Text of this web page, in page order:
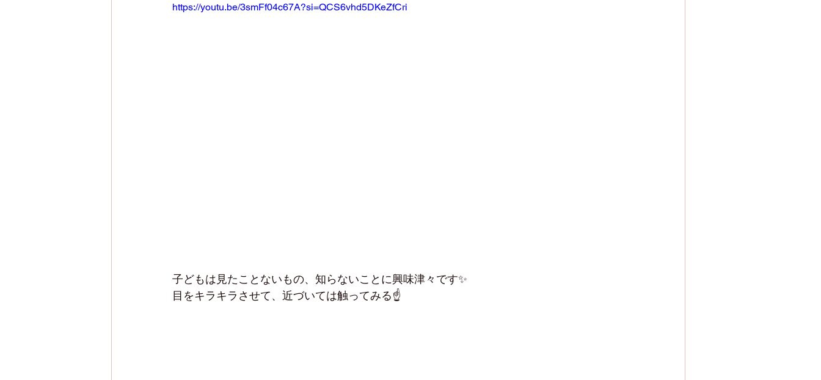
https://youtu.be/3smFf04c67A?si=QCS6vhd5DKeZfCri
子どもは見たことないもの、知らないことに興味津々です✨
目をキラキラさせて、近づいては触ってみる☝️